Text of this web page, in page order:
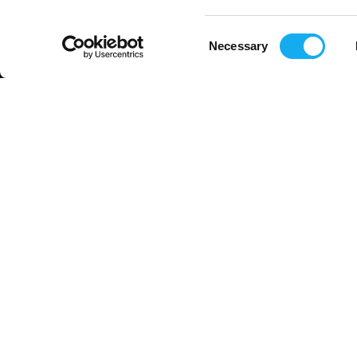
Necessary
Kontaktinformation
info@3dprima.com